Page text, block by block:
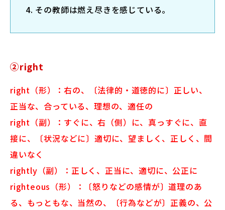
4. その教師は燃え尽きを感じている。
②right
right（形）：右の、〔法律的・道徳的に〕正しい、
正当な、合っている、理想の、適任の
right（副）：すぐに、右（側）に、真っすぐに、直
接に、〔状況などに〕適切に、望ましく、正しく、間
違いなく
rightly（副）：正しく、正当に、適切に、公正に
righteous（形）：〔怒りなどの感情が〕道理のあ
る、もっともな、当然の、〔行為などが〕正義の、公